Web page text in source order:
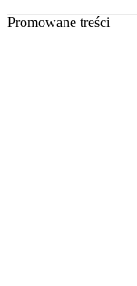
Promowane treści